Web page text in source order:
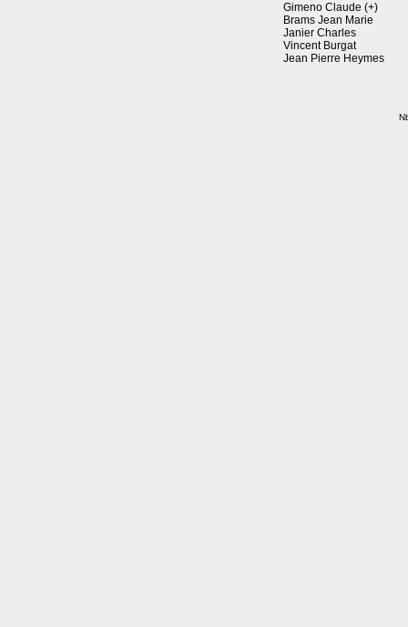
Gimeno Claude (+)
Brams Jean Marie
Janier Charles
Vincent Burgat
Jean Pierre Heymes